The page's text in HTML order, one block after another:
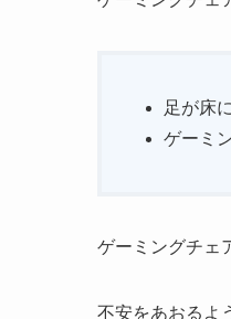
足が床
ゲーミ
ゲーミングチェ
不安をあおるよ